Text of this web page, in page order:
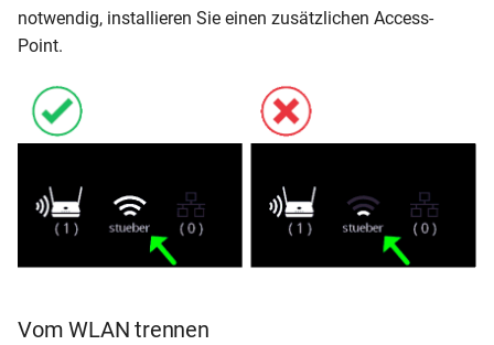
notwendig, installieren Sie einen zusätzlichen Access-
Point.
Vom WLAN trennen